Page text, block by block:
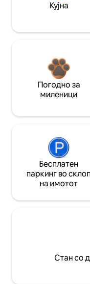
Кујна
Погодно за
миленици
Бесплатен
паркинг во склоп
на имотот
Стан со